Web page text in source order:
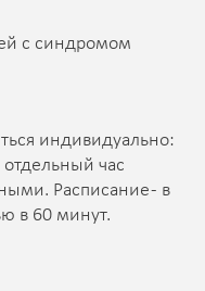
с синдромом
индивидуально:
час
Расписание - в
в 60 минут.